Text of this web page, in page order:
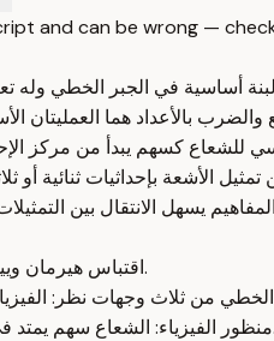
and can be wrong —
اقتباس هيرمان وييل عن إدخال الأرقام كإحداثيات.
منظور الفيزياء: الشعاع سهم يمتد في الفراغ مع طول واتجاه ثابتين.